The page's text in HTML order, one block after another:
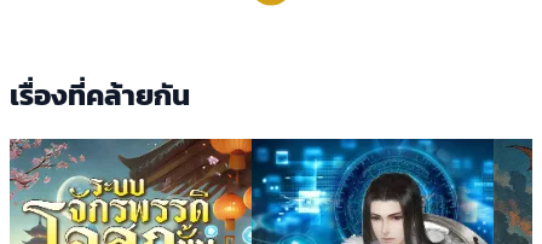
เรื่องที่คล้ายกัน